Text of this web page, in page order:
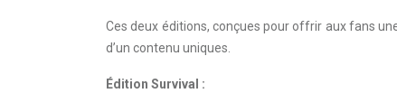
Ces deux éditions, conçues pour offrir aux fans
d’un contenu uniques.
Édition Survival :